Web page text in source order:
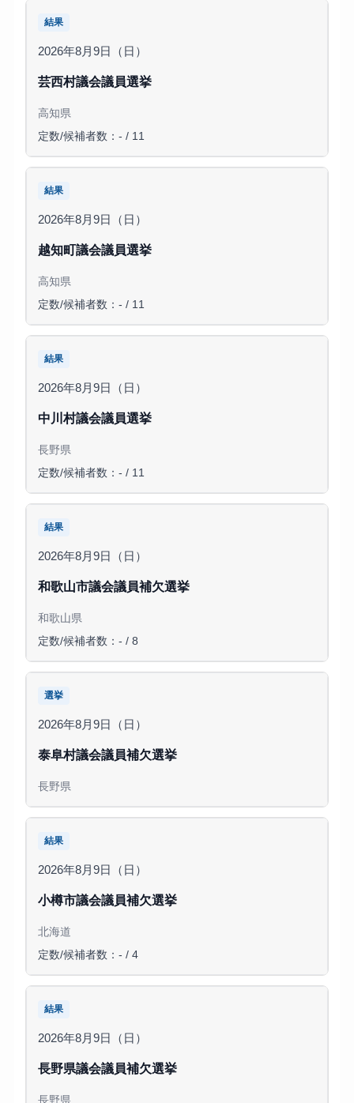
結果
2026年8月9日（日）
芸西村議会議員選挙
高知県
定数/候補者数：- / 11
結果
2026年8月9日（日）
越知町議会議員選挙
高知県
定数/候補者数：- / 11
結果
2026年8月9日（日）
中川村議会議員選挙
長野県
定数/候補者数：- / 11
結果
2026年8月9日（日）
和歌山市議会議員補欠選挙
和歌山県
定数/候補者数：- / 8
選挙
2026年8月9日（日）
泰阜村議会議員補欠選挙
長野県
結果
2026年8月9日（日）
小樽市議会議員補欠選挙
北海道
定数/候補者数：- / 4
結果
2026年8月9日（日）
長野県議会議員補欠選挙
長野県